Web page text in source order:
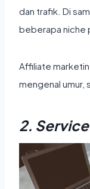
dan trafik. Di
beberapa niche
Affiliate
mengenal umur,
2.